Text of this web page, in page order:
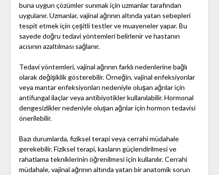
buna uygun çözümler sunmak için uzmanlar tarafından
uygulanır. Uzmanlar, vajinal ağrının altında yatan sebepleri
tespit etmek için çeşitli testler ve muayeneler yapar. Bu
sayede doğru tedavi yöntemleri belirlenir ve hastanın
acısının azaltılması sağlanır.
Tedavi yöntemleri, vajinal ağrının farklı nedenlerine bağlı
olarak değişiklik gösterebilir. Örneğin, vajinal enfeksiyonlar
veya mantar enfeksiyonları nedeniyle oluşan ağrılar için
antifungal ilaçlar veya antibiyotikler kullanılabilir. Hormonal
dengesizlikler nedeniyle oluşan ağrılar için hormon tedavisi
önerilebilir.
Bazı durumlarda, fiziksel terapi veya cerrahi müdahale
gerekebilir. Fiziksel terapi, kasların güçlendirilmesi ve
rahatlama tekniklerinin öğrenilmesi için kullanılır. Cerrahi
müdahale, vajinal ağrının altında yatan bir anatomik sorun